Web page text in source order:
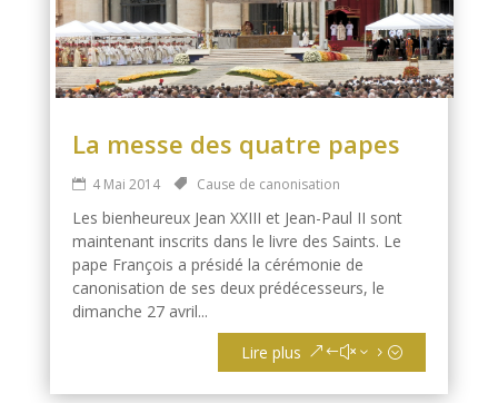
La messe des quatre papes
4 Mai 2014 Cause de canonisation
Les bienheureux Jean XXIII et Jean-Paul II sont
maintenant inscrits dans le livre des Saints. Le
pape François a présidé la cérémonie de
canonisation de ses deux prédécesseurs, le
dimanche 27 avril...
Lire plus